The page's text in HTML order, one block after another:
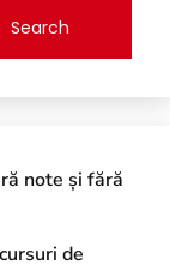
Search
note și fără
de